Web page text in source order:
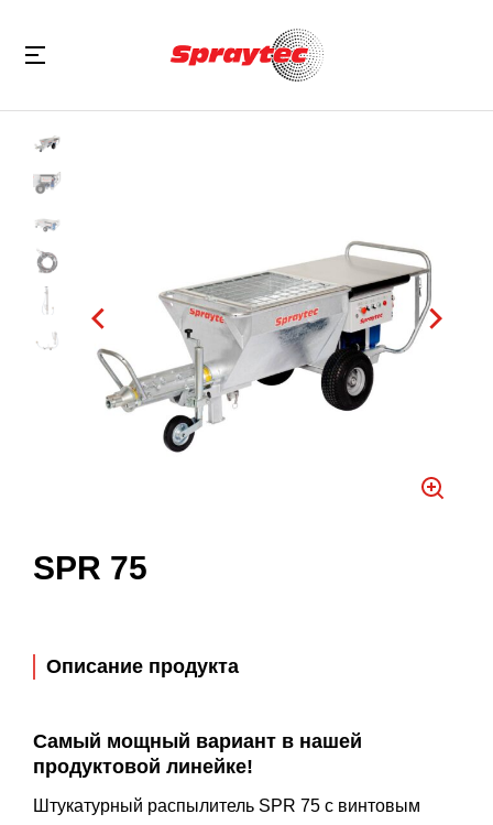
SPR 75
Описание продукта
Самый мощный вариант в нашей
продуктовой линейке!
Штукатурный распылитель SPR 75 с винтовым